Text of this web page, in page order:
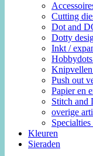
Cutting
Dot and
Dotty
Inkt /
Hobbydots
Push out
Papier en
Stitch and
overige
Kleuren
Sieraden